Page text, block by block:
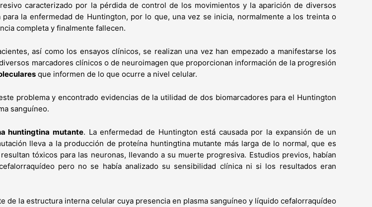
caracterizado por la pérdida de control de los movimientos y la aparición de diversos
la enfermedad de Huntington, por lo que, una vez se inicia, normalmente a los treinta o
completa y finalmente fallecen.
así como los ensayos clínicos, se realizan una vez han empezado a manifestarse los
marcadores clínicos o de neuroimagen que proporcionan información de la progresión
que informen de lo que ocurre a nivel celular.
problema y encontrado evidencias de la utilidad de dos biomarcadores para el Huntington
sanguíneo.
huntingtina mutante. La enfermedad de Huntington está causada por la expansión de un
lleva a la producción de proteína huntingtina mutante más larga de lo normal, que es
tóxicos para las neuronas, llevando a su muerte progresiva. Estudios previos, habían
pero no se había analizado su sensibilidad clínica ni si los resultados eran
de la estructura interna celular cuya presencia en plasma sanguíneo y líquido cefalorraquídeo